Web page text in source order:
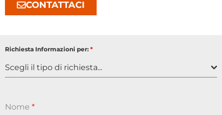
CONTATTACI
Richiesta Informazioni per: *
Scegli il tipo di richiesta...
Nome *